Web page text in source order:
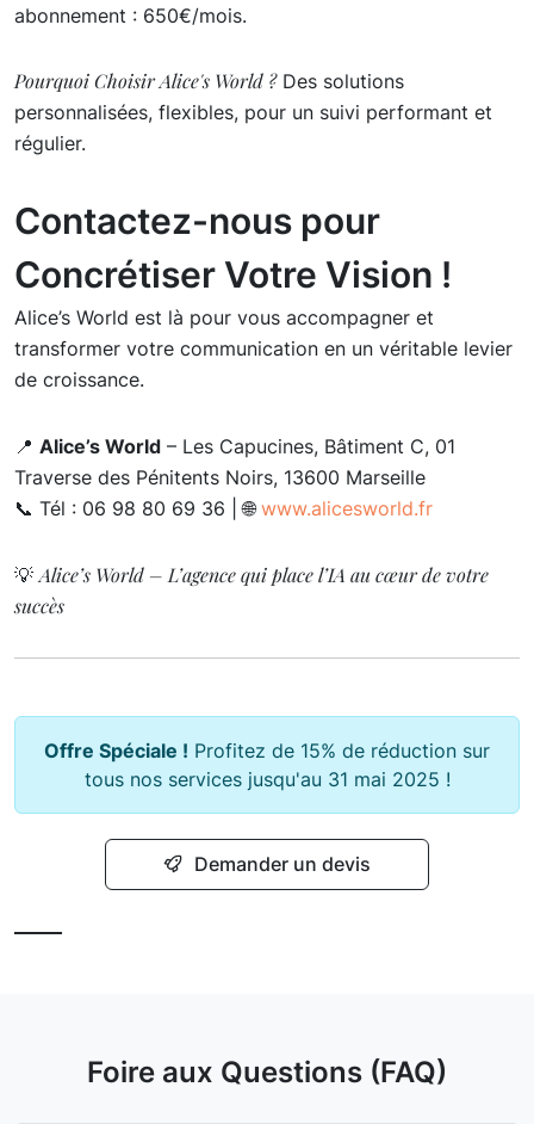
abonnement : 650€/mois.
Pourquoi Choisir Alice's World ?Des solutions
personnalisées, flexibles, pour un suivi performant et
régulier.
Contactez-nous pour
Concrétiser Votre Vision !
Alice’s World est là pour vous accompagner et
transformer votre communication en un véritable levier
de croissance.
📍 Alice’s World – Les Capucines, Bâtiment C, 01
Traverse des Pénitents Noirs, 13600 Marseille
📞 Tél : 06 98 80 69 36 | 🌐www.alicesworld.fr
💡Alice’s World – L’agence qui place l’IA au cœur de votre
succès
Offre Spéciale ! Profitez de 15% de réduction sur
tous nos services jusqu'au 31 mai 2025 !
Demander un devis
Foire aux Questions (FAQ)